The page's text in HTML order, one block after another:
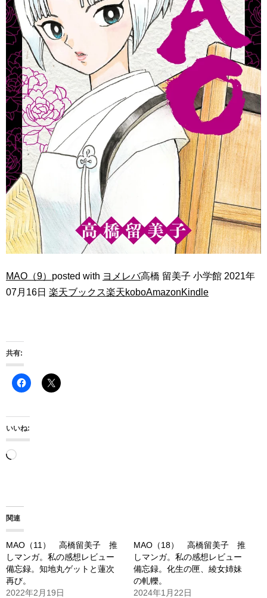
MAO（9） posted with ヨメレバ高橋 留美子 小学館 2021年
07月16日 楽天ブックス楽天koboAmazonKindle
共有:
いいね:
読
み
中…
関連
MAO（11） 高橋留美子 推
しマンガ。私の感想レビュー
備忘録。知地丸ゲットと蓮次
再び。
2022年2月19日
MAO（18） 高橋留美子 推
しマンガ。私の感想レビュー
備忘録。化生の匣、綾女姉妹
の軋轢。
2024年1月22日